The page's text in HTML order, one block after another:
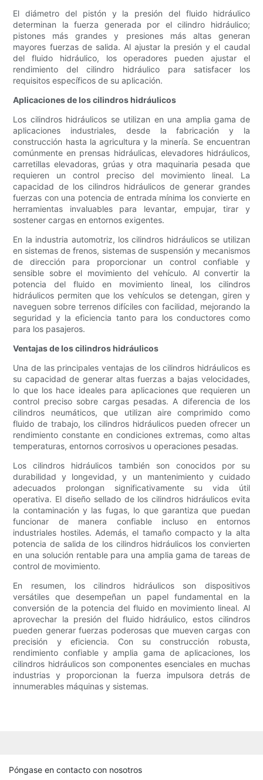
El diámetro del pistón y la presión del fluido hidráulico
determinan la fuerza generada por el cilindro hidráulico;
pistones más grandes y presiones más altas generan
mayores fuerzas de salida. Al ajustar la presión y el caudal
del fluido hidráulico, los operadores pueden ajustar el
rendimiento del cilindro hidráulico para satisfacer los
requisitos específicos de su aplicación.
Aplicaciones de los cilindros hidráulicos
Los cilindros hidráulicos se utilizan en una amplia gama de
aplicaciones industriales, desde la fabricación y la
construcción hasta la agricultura y la minería. Se encuentran
comúnmente en prensas hidráulicas, elevadores hidráulicos,
carretillas elevadoras, grúas y otra maquinaria pesada que
requieren un control preciso del movimiento lineal. La
capacidad de los cilindros hidráulicos de generar grandes
fuerzas con una potencia de entrada mínima los convierte en
herramientas invaluables para levantar, empujar, tirar y
sostener cargas en entornos exigentes.
En la industria automotriz, los cilindros hidráulicos se utilizan
en sistemas de frenos, sistemas de suspensión y mecanismos
de dirección para proporcionar un control confiable y
sensible sobre el movimiento del vehículo. Al convertir la
potencia del fluido en movimiento lineal, los cilindros
hidráulicos permiten que los vehículos se detengan, giren y
naveguen sobre terrenos difíciles con facilidad, mejorando la
seguridad y la eficiencia tanto para los conductores como
para los pasajeros.
Ventajas de los cilindros hidráulicos
Una de las principales ventajas de los cilindros hidráulicos es
su capacidad de generar altas fuerzas a bajas velocidades,
lo que los hace ideales para aplicaciones que requieren un
control preciso sobre cargas pesadas. A diferencia de los
cilindros neumáticos, que utilizan aire comprimido como
fluido de trabajo, los cilindros hidráulicos pueden ofrecer un
rendimiento constante en condiciones extremas, como altas
temperaturas, entornos corrosivos u operaciones pesadas.
Los cilindros hidráulicos también son conocidos por su
durabilidad y longevidad, y un mantenimiento y cuidado
adecuados prolongan significativamente su vida útil
operativa. El diseño sellado de los cilindros hidráulicos evita
la contaminación y las fugas, lo que garantiza que puedan
funcionar de manera confiable incluso en entornos
industriales hostiles. Además, el tamaño compacto y la alta
potencia de salida de los cilindros hidráulicos los convierten
en una solución rentable para una amplia gama de tareas de
control de movimiento.
En resumen, los cilindros hidráulicos son dispositivos
versátiles que desempeñan un papel fundamental en la
conversión de la potencia del fluido en movimiento lineal. Al
aprovechar la presión del fluido hidráulico, estos cilindros
pueden generar fuerzas poderosas que mueven cargas con
precisión y eficiencia. Con su construcción robusta,
rendimiento confiable y amplia gama de aplicaciones, los
cilindros hidráulicos son componentes esenciales en muchas
industrias y proporcionan la fuerza impulsora detrás de
innumerables máquinas y sistemas.
Póngase en contacto con nosotros